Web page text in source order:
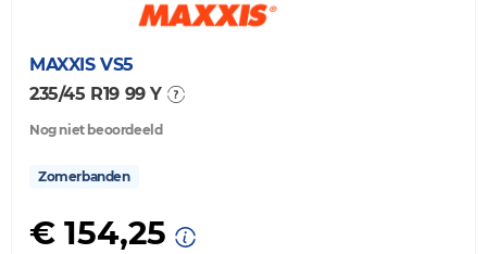
MAXXIS VS5
235/45 R19 99 Y
Nog niet beoordeeld
Zomerbanden
€ 154,25